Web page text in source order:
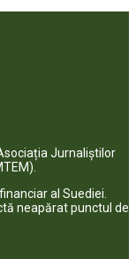
Jurnaliștilor
al Suediei.
neapărat punctul de